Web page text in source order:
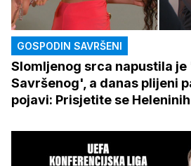
GOSPODIN SAVRŠENI
Slomljenog srca napustila je
Savršenog', a danas plijeni
pojavi: Prisjetite se